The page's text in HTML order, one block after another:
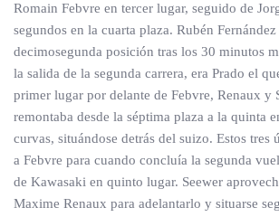
Romain Febvre en tercer lugar, seguido de
segundos en la cuarta plaza. Rubén
decimosegunda posición tras los 30 minutos
la salida de la segunda carrera, era Prado el
primer lugar por delante de Febvre, Renaux y
remontaba desde la séptima plaza a la quinta
curvas, situándose detrás del suizo. Estos tres
a Febvre para cuando concluía la segunda
de Kawasaki en quinto lugar. Seewer
Maxime Renaux para adelantarlo y situarse